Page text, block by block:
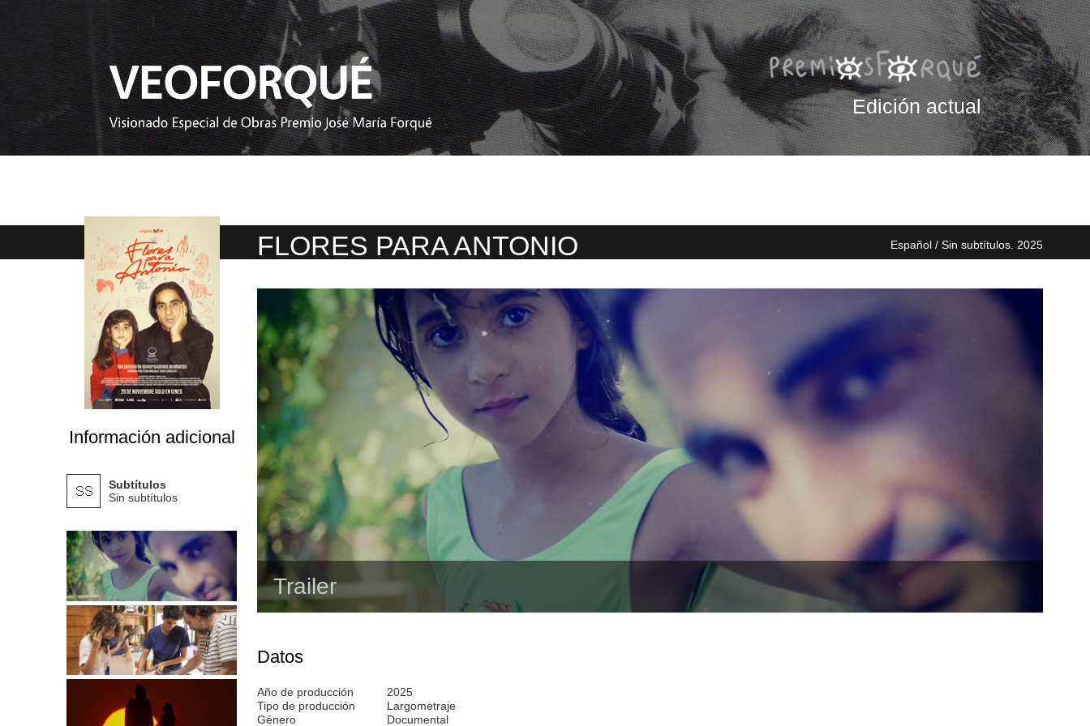
Edición actual
Información adicional
Subtítulos
Sin subtítulos
FLORES PARA ANTONIO Español / Sin subtítulos. 2025
Trailer
Datos
Año de producción
2025
Tipo de producción
Largometraje
Género
Documental